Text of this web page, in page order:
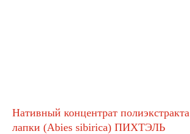
Нативный концентрат
лапки (Abies sibirica) ПИХТЭЛЬ